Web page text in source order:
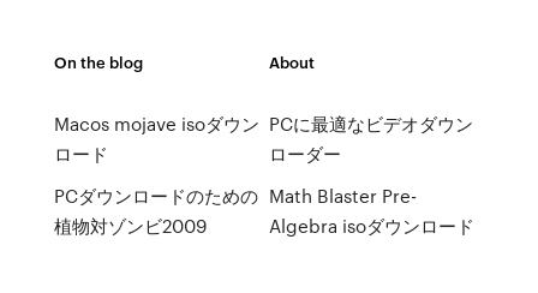
On the blog
Macos mojave isoダウン
ロード
PCダウンロードのための
植物対ゾンビ2009
About
PCに最適なビデオダウン
ローダー
Math Blaster Pre-
Algebra isoダウンロード